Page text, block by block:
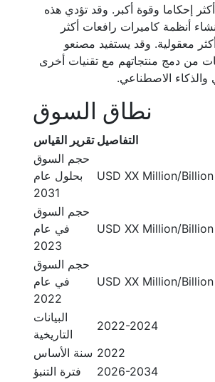
إحكاما وقوة أكبر. وقد تؤدي هذه
أنظمة كاميرات رافعات أكثر
معقولية. وقد يستفيد مصنعو
من دمج منتجاتهم مع تقنيات أخرى
والذكاء الاصطناعي.
نطاق السوق
تقرير القياس التفاصيل
حجم السوق
بحلول عام
2031
USD XX Million/Billion
حجم السوق
في عام
2023
USD XX Million/Billion
حجم السوق
في عام
2022
USD XX Million/Billion
البيانات
التاريخية
2022-2024
سنة الأساس 2022
فترة التنبؤ
2026-2034